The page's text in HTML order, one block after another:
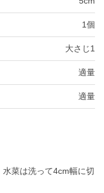
1個
大さじ1
適量
適量
水菜は洗って4cm幅に切